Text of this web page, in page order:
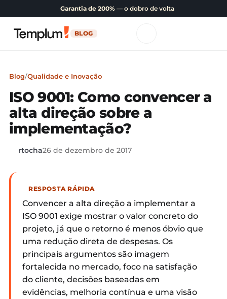
Garantia de 200% — o dobro de volta
BLOG
Blog/Qualidade e Inovação
ISO 9001: Como convencer a
alta direção sobre a
implementação?
rtocha26 de dezembro de 2017
RESPOSTA RÁPIDA
Convencer a alta direção a implementar a
ISO 9001 exige mostrar o valor concreto do
projeto, já que o retorno é menos óbvio que
uma redução direta de despesas. Os
principais argumentos são imagem
fortalecida no mercado, foco na satisfação
do cliente, decisões baseadas em
evidências, melhoria contínua e uma visão